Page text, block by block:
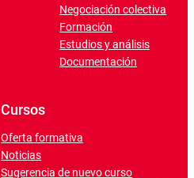
Negociación colectiva
Formación
Estudios y análisis
Documentación
Cursos
Oferta formativa
Noticias
Sugerencia de nuevo curso